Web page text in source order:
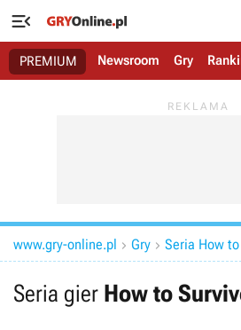

PREMIUM Newsroom Gry
www.gry-online.pl  Gry  Seria How
Seria gier How to